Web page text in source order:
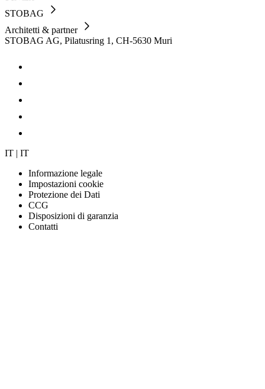
STOBAG
Architetti & partner
STOBAG AG, Pilatusring 1, CH-5630 Muri
IT | IT
Informazione legale
Impostazioni cookie
Protezione dei Dati
CCG
Disposizioni di garanzia
Contatti